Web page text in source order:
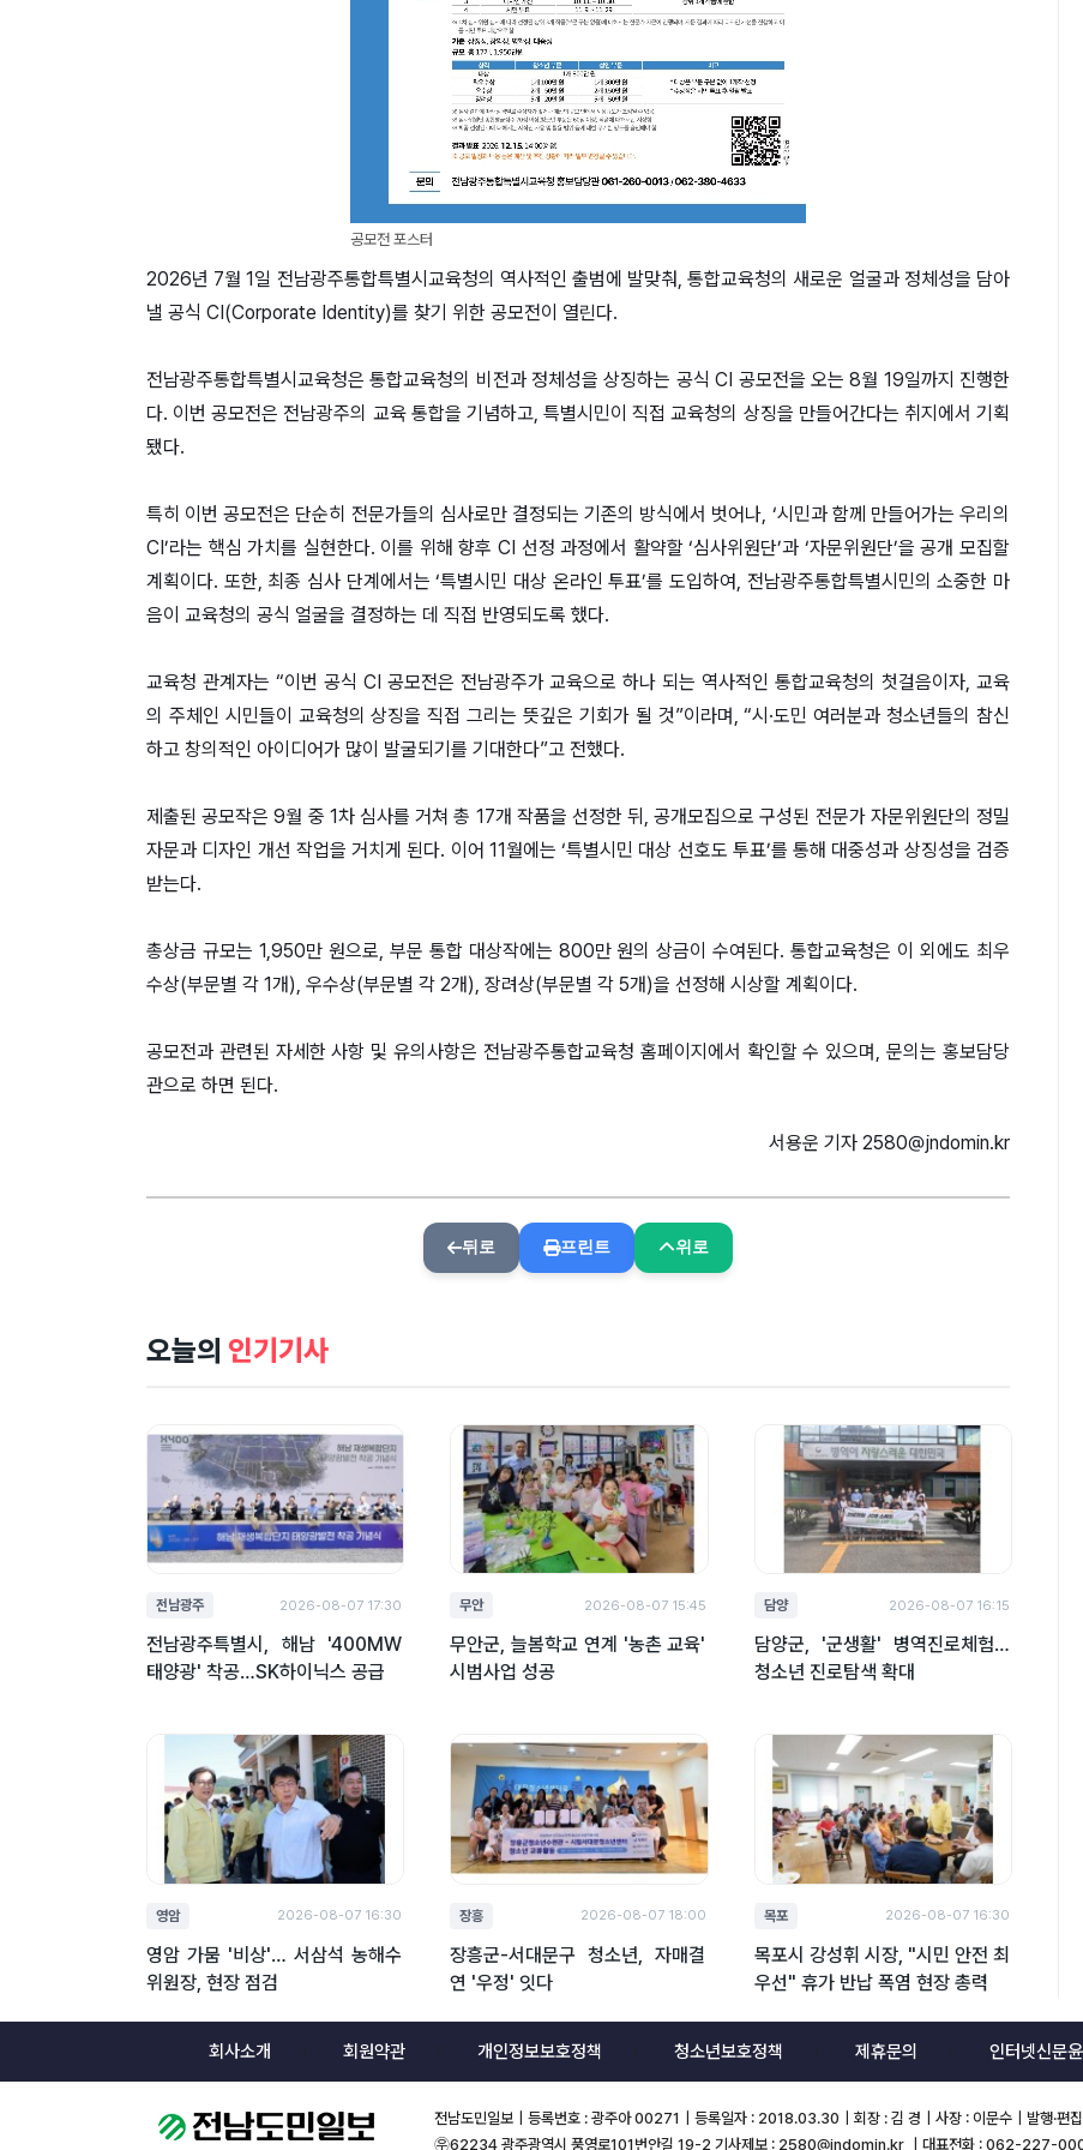
공모전 포스터
2026년 7월 1일 전남광주통합특별시교육청의 역사적인 출범에 발맞춰, 통합교육청의 새로운 얼굴과 정체성을 담아
낼 공식 CI(Corporate Identity)를 찾기 위한 공모전이 열린다.
전남광주통합특별시교육청은 통합교육청의 비전과 정체성을 상징하는 공식 CI 공모전을 오는 8월 19일까지 진행한
다. 이번 공모전은 전남광주의 교육 통합을 기념하고, 특별시민이 직접 교육청의 상징을 만들어간다는 취지에서 기획
됐다.
특히 이번 공모전은 단순히 전문가들의 심사로만 결정되는 기존의 방식에서 벗어나, ‘시민과 함께 만들어가는 우리의
CI’라는 핵심 가치를 실현한다. 이를 위해 향후 CI 선정 과정에서 활약할 ‘심사위원단’과 ‘자문위원단’을 공개 모집할
계획이다. 또한, 최종 심사 단계에서는 ‘특별시민 대상 온라인 투표’를 도입하여, 전남광주통합특별시민의 소중한 마
음이 교육청의 공식 얼굴을 결정하는 데 직접 반영되도록 했다.
교육청 관계자는 “이번 공식 CI 공모전은 전남광주가 교육으로 하나 되는 역사적인 통합교육청의 첫걸음이자, 교육
의 주체인 시민들이 교육청의 상징을 직접 그리는 뜻깊은 기회가 될 것”이라며, “시·도민 여러분과 청소년들의 참신
하고 창의적인 아이디어가 많이 발굴되기를 기대한다”고 전했다.
제출된 공모작은 9월 중 1차 심사를 거쳐 총 17개 작품을 선정한 뒤, 공개모집으로 구성된 전문가 자문위원단의 정밀
자문과 디자인 개선 작업을 거치게 된다. 이어 11월에는 ‘특별시민 대상 선호도 투표’를 통해 대중성과 상징성을 검증
받는다.
총상금 규모는 1,950만 원으로, 부문 통합 대상작에는 800만 원의 상금이 수여된다. 통합교육청은 이 외에도 최우
수상(부문별 각 1개), 우수상(부문별 각 2개), 장려상(부문별 각 5개)을 선정해 시상할 계획이다.
공모전과 관련된 자세한 사항 및 유의사항은 전남광주통합교육청 홈페이지에서 확인할 수 있으며, 문의는 홍보담당
관으로 하면 된다.
서용운 기자 2580@jndomin.kr
뒤로 프린트 위로
오늘의 인기기사
전남광주 2026-08-07 17:30
전남광주특별시, 해남 '400MW
태양광' 착공…SK하이닉스 공급
무안 2026-08-07 15:45
무안군, 늘봄학교 연계 '농촌 교육'
시범사업 성공
담양 2026-08-07 16:15
담양군, '군생활' 병역진로체험…
청소년 진로탐색 확대
영암 2026-08-07 16:30
영암 가뭄 '비상'… 서삼석 농해수
위원장, 현장 점검
장흥 2026-08-07 18:00
장흥군-서대문구 청소년, 자매결
연 '우정' 잇다
목포 2026-08-07 16:30
목포시 강성휘 시장, "시민 안전 최
우선" 휴가 반납 폭염 현장 총력
회사소개 회원약관 개인정보보호정책 청소년보호정책 제휴문의 인터넷신문
전남도민일보｜등록번호 : 광주아 00271｜등록일자 : 2018.03.30｜회장 : 김 경｜사장 : 이문수｜발행·편집
㉾62234 광주광역시 풍영로101번안길 19-2 기사제보 : 2580@jndomin.kr ｜대표전화 : 062-227-